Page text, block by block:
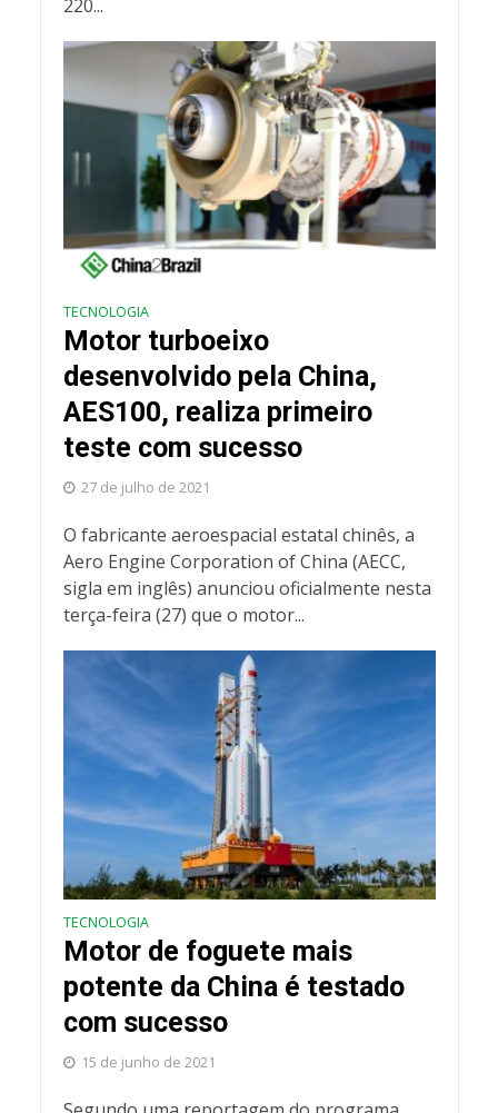
220...
TECNOLOGIA
Motor turboeixo
desenvolvido pela China,
AES100, realiza primeiro
teste com sucesso
27 de julho de 2021
O fabricante aeroespacial estatal chinês, a
Aero Engine Corporation of China (AECC,
sigla em inglês) anunciou oficialmente nesta
terça-feira (27) que o motor...
TECNOLOGIA
Motor de foguete mais
potente da China é testado
com sucesso
15 de junho de 2021